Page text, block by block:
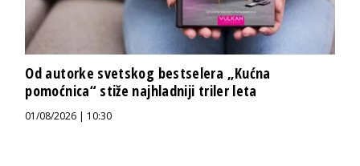
Od autorke svetskog bestselera „Kućna
pomoćnica“ stiže najhladniji triler leta
01/08/2026 | 10:30